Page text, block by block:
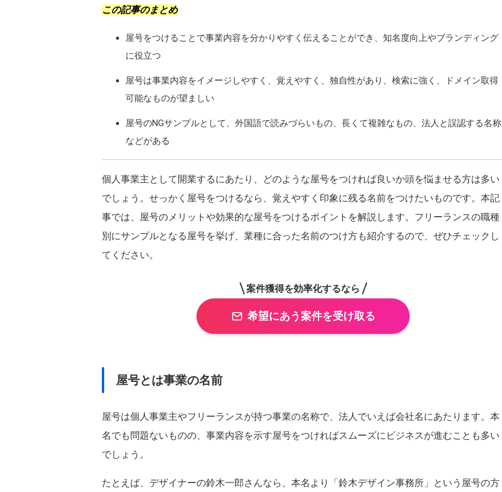
この記事のまとめ
屋号をつけることで事業内容を分かりやすく伝えることができ、知名度向上やブランディング
に役立つ
屋号は事業内容をイメージしやすく、覚えやすく、独自性があり、検索に強く、ドメイン取得
可能なものが望ましい
屋号のNGサンプルとして、外国語で読みづらいもの、長くて複雑なもの、法人と誤認する名称
などがある
個人事業主として開業するにあたり、どのような屋号をつければ良いか頭を悩ませる方は多い
でしょう。せっかく屋号をつけるなら、覚えやすく印象に残る名前をつけたいものです。本記
事では、屋号のメリットや効果的な屋号をつけるポイントを解説します。フリーランスの職種
別にサンプルとなる屋号を挙げ、業種に合った名前のつけ方も紹介するので、ぜひチェックし
てください。
案件獲得を効率化するなら
希望にあう案件を受け取る
屋号とは事業の名前
屋号は個人事業主やフリーランスが持つ事業の名称で、法人でいえば会社名にあたります。本
名でも問題ないものの、事業内容を示す屋号をつければスムーズにビジネスが進むことも多い
でしょう。
たとえば、デザイナーの鈴木一郎さんなら、本名より「鈴木デザイン事務所」という屋号の方
神奈川県 千葉県 埼玉県
石川県 長野県
愛知県
関西
大阪府
中国